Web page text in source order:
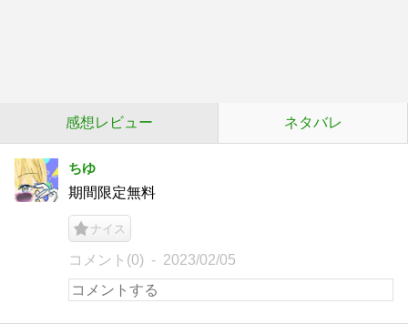
感想レビュー ネタバレ
ちゆ
期間限定無料
ナイス
コメント(0) 2023/02/05